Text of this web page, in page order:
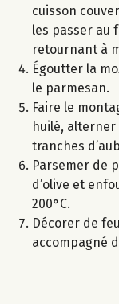
cuisson
les passer au
retournant à
Égoutter la
le parmesan.
Faire le
huilé, alterner
tranches
Parsemer de
d’olive et
200°C.
Décorer de
accompagné